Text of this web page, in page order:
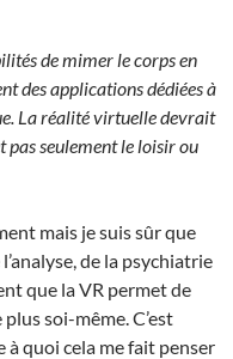
de mimer le corps en
des applications dédiées à
La réalité virtuelle devrait
pas seulement le loisir ou
mais je suis sûr que
de la psychiatrie
que la VR permet de
soi-même. C’est
à quoi cela me fait penser